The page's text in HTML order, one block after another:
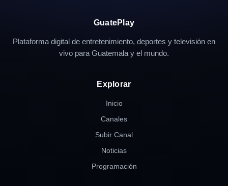
GuatePlay
Plataforma digital de entretenimiento, deportes y televisión en
vivo para Guatemala y el mundo.
Explorar
Inicio
Canales
Subir Canal
Noticias
Programación